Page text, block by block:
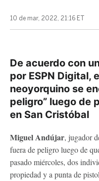
10 de mar, 2022, 21:16 ET
De acuerdo con
por ESPN Digital,
neoyorquino se
peligro” luego de
en San Cristóbal
Miguel Andújar, jugador
fuera de peligro luego de
pasado miércoles, dos
propiedad y a punta de